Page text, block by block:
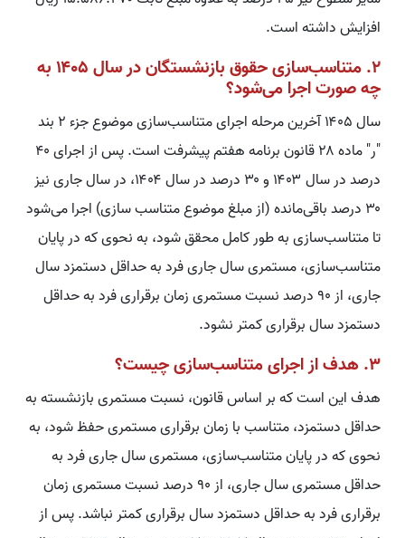
افزایش داشته است.
۲. متناسب‌سازی حقوق بازنشستگان در سال ۱۴۰۵ به
چه صورت اجرا می‌شود؟
سال ۱۴۰۵ آخرین مرحله اجرای متناسب‌سازی موضوع جزء ۲ بند
"ر" ماده ۲۸ قانون برنامه هفتم پیشرفت است. پس از اجرای ۴۰
درصد در سال ۱۴۰۳ و ۳۰ درصد در سال ۱۴۰۴، در سال جاری نیز
۳۰ درصد باقی‌مانده (از مبلغ موضوع متناسب سازی) اجرا می‌شود
تا متناسب‌سازی به طور کامل محقق شود، به نحوی که در پایان
متناسب‌سازی، مستمری سال جاری فرد به حداقل دستمزد سال
جاری، از ۹۰ درصد نسبت مستمری زمان برقراری فرد به حداقل
دستمزد سال برقراری کمتر نشود.
۳. هدف از اجرای متناسب‌سازی چیست؟
هدف این است که بر اساس قانون، نسبت مستمری بازنشسته به
حداقل دستمزد، متناسب با زمان برقراری مستمری حفظ شود، به
نحوی که در پایان متناسب‌سازی، مستمری سال جاری فرد به
حداقل مستمری سال جاری، از ۹۰ درصد نسبت مستمری زمان
برقراری فرد به حداقل دستمزد سال برقراری کمتر نباشد. پس از